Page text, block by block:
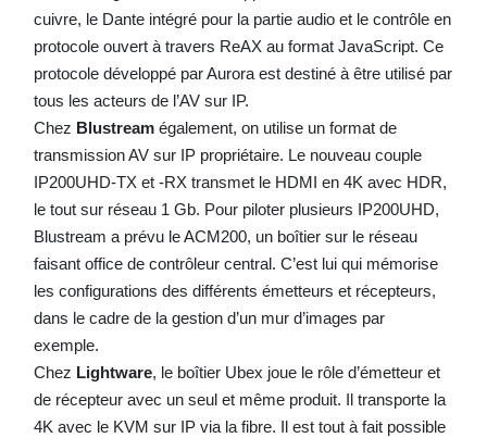
cuivre, le Dante intégré pour la partie audio et le contrôle en
protocole ouvert à travers ReAX au format JavaScript. Ce
protocole développé par Aurora est destiné à être utilisé par
tous les acteurs de l’AV sur IP.
Chez Blustreamégalement, on utilise un format de
transmission AV sur IP propriétaire. Le nouveau couple
IP200UHD-TX et -RX transmet le HDMI en 4K avec HDR,
le tout sur réseau 1 Gb. Pour piloter plusieurs IP200UHD,
Blustream a prévu le ACM200, un boîtier sur le réseau
faisant office de contrôleur central. C’est lui qui mémorise
les configurations des différents émetteurs et récepteurs,
dans le cadre de la gestion d’un mur d’images par
exemple.
Chez Lightware, le boîtier Ubex joue le rôle d’émetteur et
de récepteur avec un seul et même produit. Il transporte la
4K avec le KVM sur IP via la fibre. Il est tout à fait possible